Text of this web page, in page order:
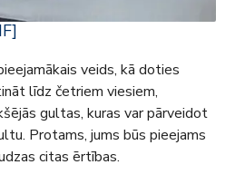
veids, kā doties
līdz četriem viesiem,
gultas, kuras var pārveidot
Protams, jums būs pieejams
citas ērtības.